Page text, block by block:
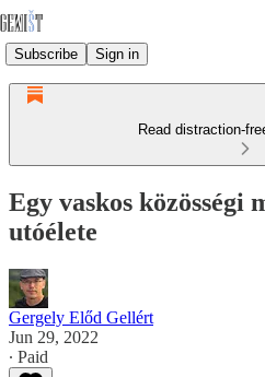
Subscribe Sign in
Read distraction-
Egy vaskos közösségi
utóélete
Gergely Előd Gellért
Jun 29, 2022
∙ Paid